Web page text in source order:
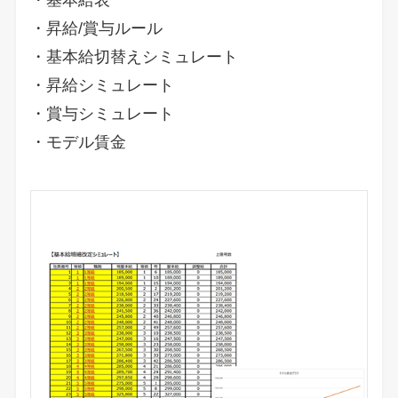
・昇給/賞与ルール
・基本給切替えシミュレート
・昇給シミュレート
・賞与シミュレート
・モデル賃金